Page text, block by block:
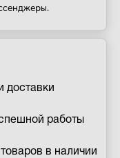
доставки
работы
в наличии